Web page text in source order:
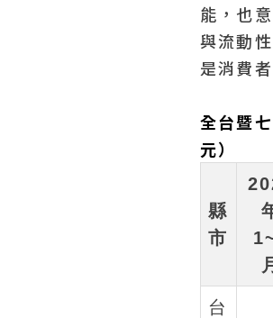
能，也
與流動
是消費
全台暨
元）
縣
市
月
台